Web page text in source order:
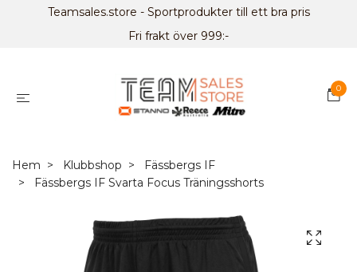
Teamsales.store - Sportprodukter till ett bra pris
Fri frakt över 999:-
0
Hem Klubbshop
Fässbergs IF
Fässbergs IF Svarta Focus Träningsshorts